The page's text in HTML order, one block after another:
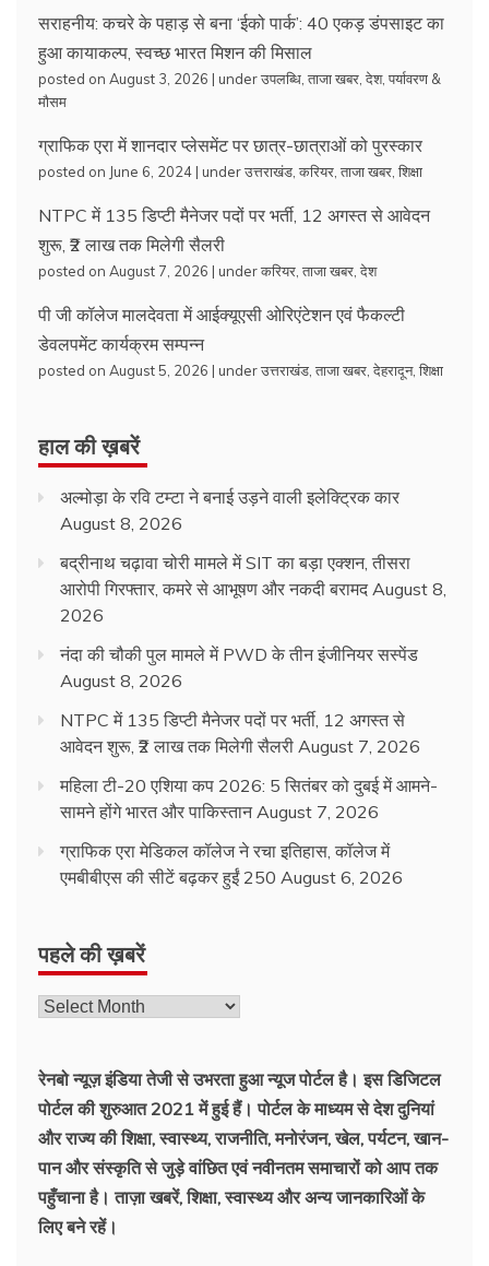
सराहनीय: कचरे के पहाड़ से बना ‘ईको पार्क’: 40 एकड़ डंपसाइट का
हुआ कायाकल्प, स्वच्छ भारत मिशन की मिसाल
posted on August 3, 2026 | underउपलब्धि ताजा खबर देश, पर्यावरण &
मौसम
ग्राफिक एरा में शानदार प्लेसमेंट पर छात्र-छात्राओं को पुरस्कार
posted on June 6, 2024 | underउत्तराखंड करियर ताजा खबर शिक्षा
NTPC में 135 डिप्टी मैनेजर पदों पर भर्ती, 12 अगस्त से आवेदन
शुरू, ₹2 लाख तक मिलेगी सैलरी
posted on August 7, 2026 | underकरियर ताजा खबर देश
पी जी कॉलेज मालदेवता में आईक्यूएसी ओरिएंटेशन एवं फैकल्टी
डेवलपमेंट कार्यक्रम सम्पन्न
posted on August 5, 2026 | underउत्तराखंड ताजा खबर देहरादून, शिक्षा
हाल की ख़बरें
अल्मोड़ा के रवि टम्टा ने बनाई उड़ने वाली इलेक्ट्रिक कार
August 8, 2026
बद्रीनाथ चढ़ावा चोरी मामले में SIT का बड़ा एक्शन, तीसरा
आरोपी गिरफ्तार, कमरे से आभूषण और नकदी बरामद August 8,
2026
नंदा की चौकी पुल मामले में PWD के तीन इंजीनियर सस्पेंड
August 8, 2026
NTPC में 135 डिप्टी मैनेजर पदों पर भर्ती, 12 अगस्त से
आवेदन शुरू, ₹2 लाख तक मिलेगी सैलरी August 7, 2026
महिला टी-20 एशिया कप 2026: 5 सितंबर को दुबई में आमने-
सामने होंगे भारत और पाकिस्तान August 7, 2026
ग्राफिक एरा मेडिकल कॉलेज ने रचा इतिहास, कॉलेज में
एमबीबीएस की सीटें बढ़कर हुईं 250 August 6, 2026
पहले की ख़बरें
रेनबो न्यूज़ इंडिया तेजी से उभरता हुआ न्‍यूज पोर्टल है। इस डिजिटल
पोर्टल की शुरुआत 2021 में हुई हैं। पोर्टल के माध्यम से देश दुनियां
और राज्य की शिक्षा, स्वास्थ्य, राजनीति, मनोरंजन, खेल, पर्यटन, खान-
पान और संस्कृति से जुड़े वांछित एवं नवीनतम समाचारों को आप तक
पहुँचाना है। ताज़ा खबरें, शिक्षा, स्वास्थ्य और अन्य जानकारिओं के
लिए बने रहें।